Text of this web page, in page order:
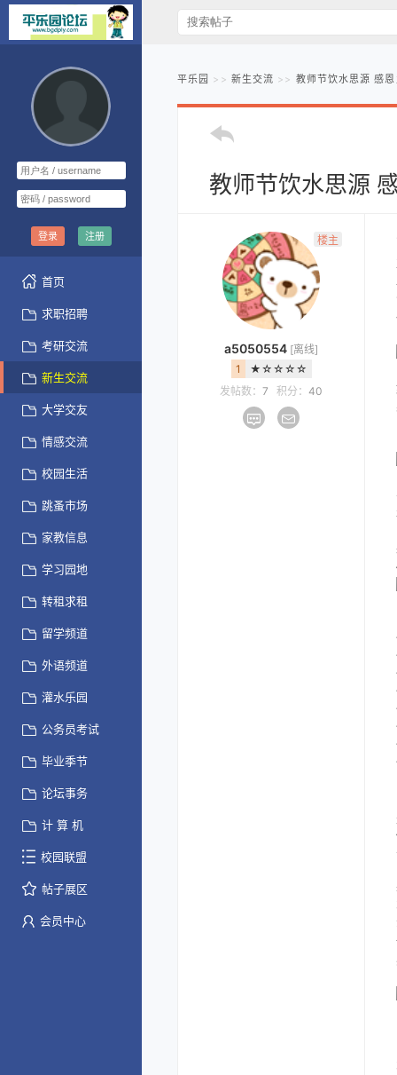
登录 注册
首页
求职招聘
考研交流
新生交流
大学交友
情感交流
校园生活
跳蚤市场
家教信息
学习园地
转租求租
留学频道
外语频道
灌水乐园
公务员考试
毕业季节
论坛事务
计 算 机
校园联盟
帖子展区
会员中心
平乐园 新生交流 教师节饮水思源 感
教师节饮水思源
楼主
a5050554 [离线]
1
★☆☆☆☆
发帖数： 7 积分： 40